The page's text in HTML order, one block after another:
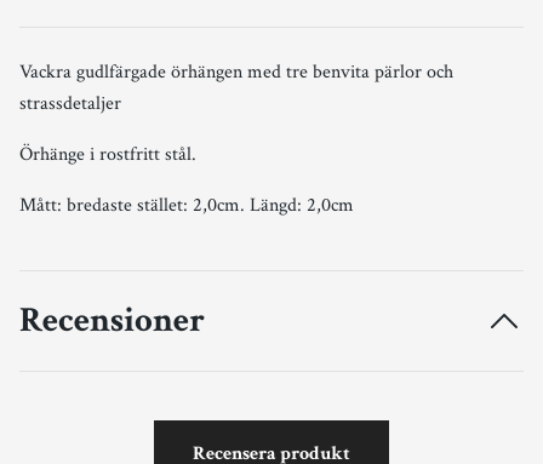
Vackra gudlfärgade örhängen med tre benvita pärlor och
strassdetaljer
Örhänge i rostfritt stål.
Mått: bredaste stället: 2,0cm. Längd: 2,0cm
Recensioner
Recensera produkt